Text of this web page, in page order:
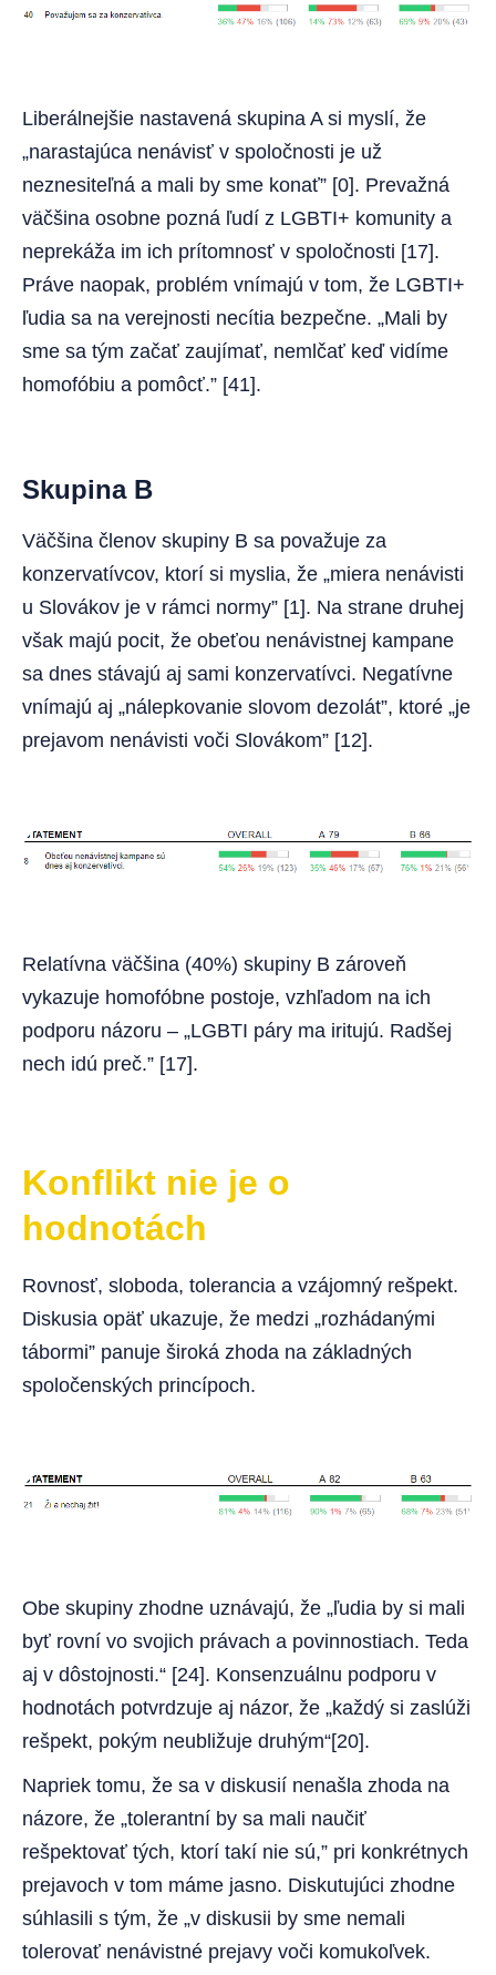
Liberálnejšie nastavená skupina A si myslí, že
„narastajúca nenávisť v spoločnosti je už
neznesiteľná a mali by sme konať” [0]. Prevažná
väčšina osobne pozná ľudí z LGBTI+ komunity a
neprekáža im ich prítomnosť v spoločnosti [17].
Práve naopak, problém vnímajú v tom, že LGBTI+
ľudia sa na verejnosti necítia bezpečne. „Mali by
sme sa tým začať zaujímať, nemlčať keď vidíme
homofóbiu a pomôcť.” [41].
Skupina B
Väčšina členov skupiny B sa považuje za
konzervatívcov, ktorí si myslia, že „miera nenávisti
u Slovákov je v rámci normy” [1]. Na strane druhej
však majú pocit, že obeťou nenávistnej kampane
sa dnes stávajú aj sami konzervatívci. Negatívne
vnímajú aj „nálepkovanie slovom dezolát”, ktoré „je
prejavom nenávisti voči Slovákom” [12].
Relatívna väčšina (40%) skupiny B zároveň
vykazuje homofóbne postoje, vzhľadom na ich
podporu názoru – „LGBTI páry ma iritujú. Radšej
nech idú preč.” [17].
Konflikt nie je o
hodnotách
Rovnosť, sloboda, tolerancia a vzájomný rešpekt.
Diskusia opäť ukazuje, že medzi „rozhádanými
tábormi” panuje široká zhoda na základných
spoločenských princípoch.
Obe skupiny zhodne uznávajú, že „ľudia by si mali
byť rovní vo svojich právach a povinnostiach. Teda
aj v dôstojnosti.“ [24]. Konsenzuálnu podporu v
hodnotách potvrdzuje aj názor, že „každý si zaslúži
rešpekt, pokým neubližuje druhým“[20].
Napriek tomu, že sa v diskusií nenašla zhoda na
názore, že „tolerantní by sa mali naučiť
rešpektovať tých, ktorí takí nie sú,” pri konkrétnych
prejavoch v tom máme jasno. Diskutujúci zhodne
súhlasili s tým, že „v diskusii by sme nemali
tolerovať nenávistné prejavy voči komukoľvek.